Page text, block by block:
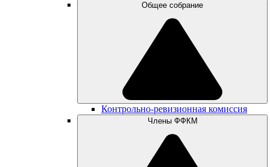
Общее собрание
Контрольно-ревизионная комиссия
Члены ФФКМ